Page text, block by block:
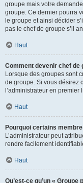
groupe mais votre
groupe. Ce dernier pourra
le groupe et ainsi décider
pas le chef de groupe s’il
Haut
Comment devenir chef de
Lorsque des groupes sont
de groupe. Si vous désirez
l’administrateur en
Haut
Pourquoi certains
L’administrateur peut
rendre facilement
Haut
Qu’est-ce qu’un « Groupe